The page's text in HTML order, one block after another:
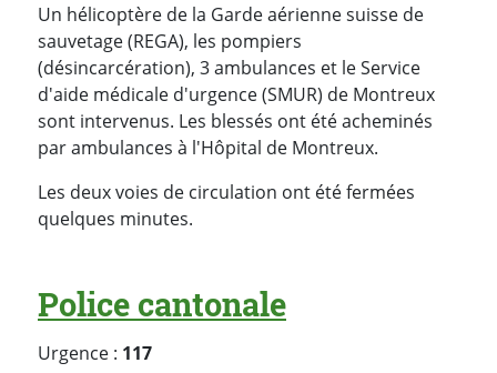
Un hélicoptère de la Garde aérienne suisse de
sauvetage (REGA), les pompiers
(désincarcération), 3 ambulances et le Service
d'aide médicale d'urgence (SMUR) de Montreux
sont intervenus. Les blessés ont été acheminés
par ambulances à l'Hôpital de Montreux.
Les deux voies de circulation ont été fermées
quelques minutes.
Police cantonale
Urgence : 117